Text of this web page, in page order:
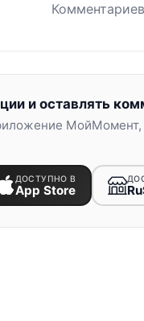
и оставлять
МойМомент,
ДОСТУПНО В
App Store